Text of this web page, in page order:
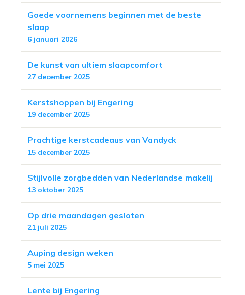
Goede voornemens beginnen met de beste
slaap
6 januari 2026
De kunst van ultiem slaapcomfort
27 december 2025
Kerstshoppen bij Engering
19 december 2025
Prachtige kerstcadeaus van Vandyck
15 december 2025
Stijlvolle zorgbedden van Nederlandse makelij
13 oktober 2025
Op drie maandagen gesloten
21 juli 2025
Auping design weken
5 mei 2025
Lente bij Engering